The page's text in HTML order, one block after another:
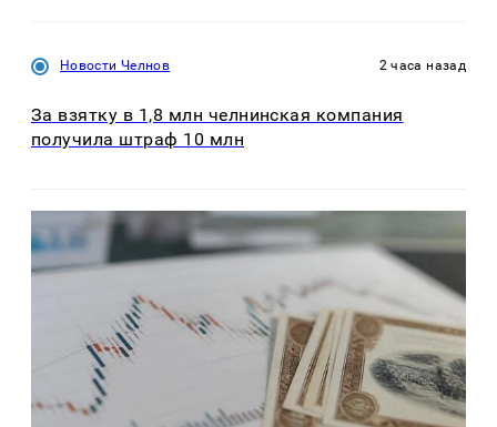
Новости Челнов 2 часа назад
За взятку в 1,8 млн челнинская компания
получила штраф 10 млн